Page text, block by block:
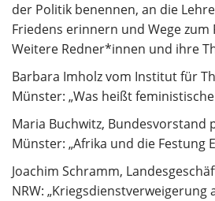
der Politik benennen, an die
Friedens erinnern und Wege zum
Weitere Redner*innen und ihre
Barbara Imholz vom Institut für
Münster: „Was heißt
Maria Buchwitz, Bundesvorstand
Münster: „Afrika und die Festung
Joachim Schramm,
NRW: